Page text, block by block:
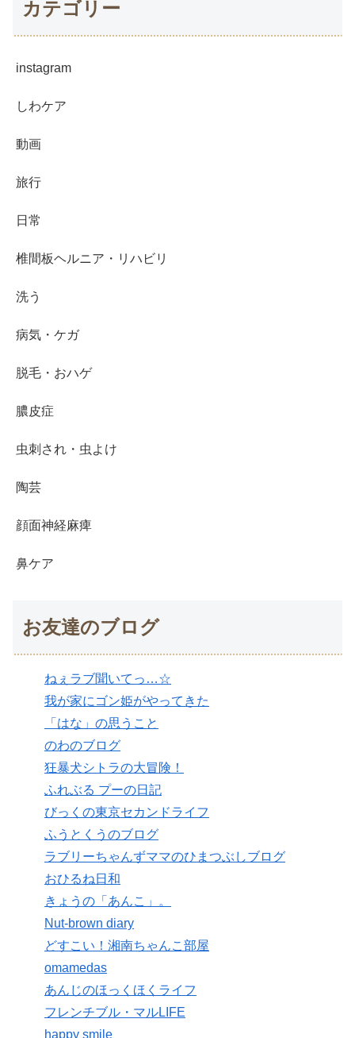
カテゴリー
instagram
しわケア
動画
旅行
日常
椎間板ヘルニア・リハビリ
洗う
病気・ケガ
脱毛・おハゲ
膿皮症
虫刺され・虫よけ
陶芸
顔面神経麻痺
鼻ケア
お友達のブログ
ねぇラブ聞いてっ…☆
我が家にゴン姫がやってきた
「はな」の思うこと
のわのブログ
狂暴犬シトラの大冒険！
ふれぶる プーの日記
びっくの東京セカンドライフ
ふうとくうのブログ
ラブリーちゃんずママのひまつぶしブログ
おひるね日和
きょうの「あんこ」。
Nut-brown diary
どすこい！湘南ちゃんこ部屋
omamedas
あんじのほっくほくライフ
フレンチブル・マルLIFE
happy smile